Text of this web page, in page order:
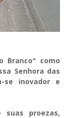
Branco" como
Senhora das
se inovador e
proezas,